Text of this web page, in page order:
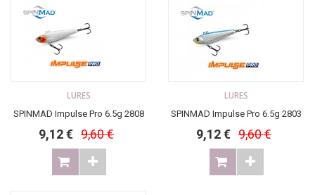
LURES
SPINMAD Impulse Pro 6.5g 2808
9,12 € 9,60 €
LURES
SPINMAD Impulse Pro 6.5g 2803
9,12 € 9,60 €